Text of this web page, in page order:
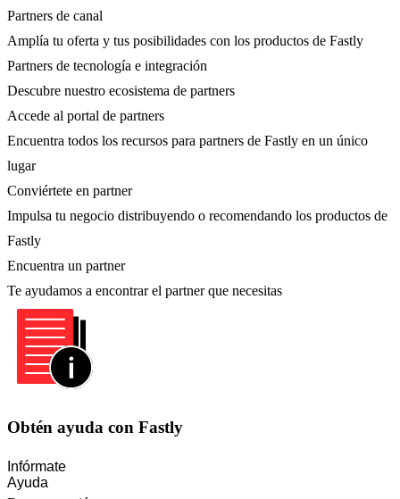
Partners de canal
Amplía tu oferta y tus posibilidades con los productos de Fastly
Partners de tecnología e integración
Descubre nuestro ecosistema de partners
Accede al portal de partners
Encuentra todos los recursos para partners de Fastly en un único
lugar
Conviértete en partner
Impulsa tu negocio distribuyendo o recomendando los productos de
Fastly
Encuentra un partner
Te ayudamos a encontrar el partner que necesitas
Obtén ayuda con Fastly
Infórmate
Ayuda